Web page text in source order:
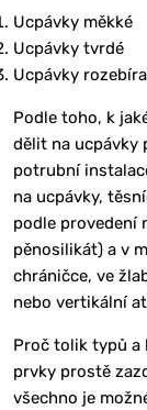
Ucpávky měkké
Ucpávky tvrdé
Ucpávky
Podle toho, k
dělit na ucpávky
potrubní
na ucpávky,
podle provedení
pěnosilikát) a v
chráničce, ve
nebo vertikální
Proč tolik typů a
prvky prostě
všechno je